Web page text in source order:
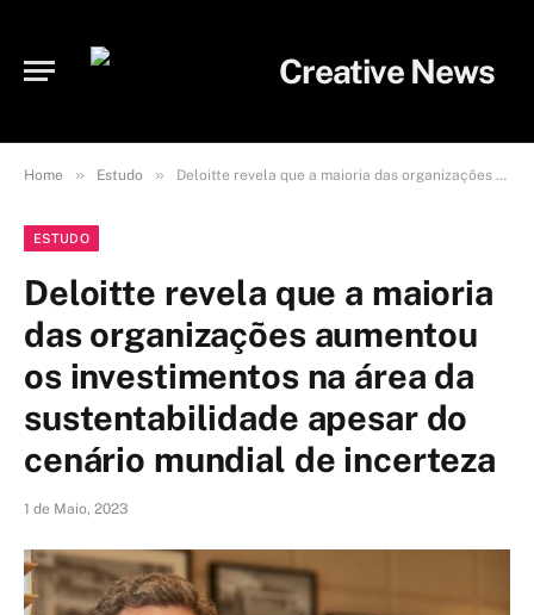
Home » Estudo » Deloitte revela que a maioria das organizações aumentou os investimentos na área da sustentabilidade apesar do cenário mundial de incerteza
ESTUDO
Deloitte revela que a maioria
das organizações aumentou
os investimentos na área da
sustentabilidade apesar do
cenário mundial de incerteza
1 de Maio, 2023